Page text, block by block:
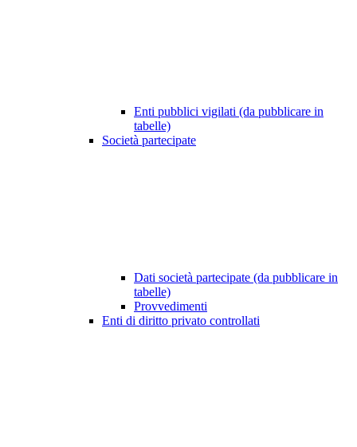
Enti pubblici vigilati (da pubblicare in
tabelle)
Società partecipate
Dati società partecipate (da pubblicare in
tabelle)
Provvedimenti
Enti di diritto privato controllati